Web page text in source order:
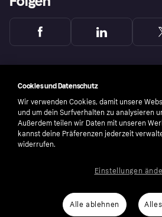
number: 556737-0431
Cookies und Datenschutz
Wir verwenden Cookies, damit unsere
und um dein Surfverhalten zu analysieren
Außerdem teilen wir Daten mit unseren
kannst deine Präferenzen jederzeit
widerrufen.
Alle ablehnen
Einstellungen